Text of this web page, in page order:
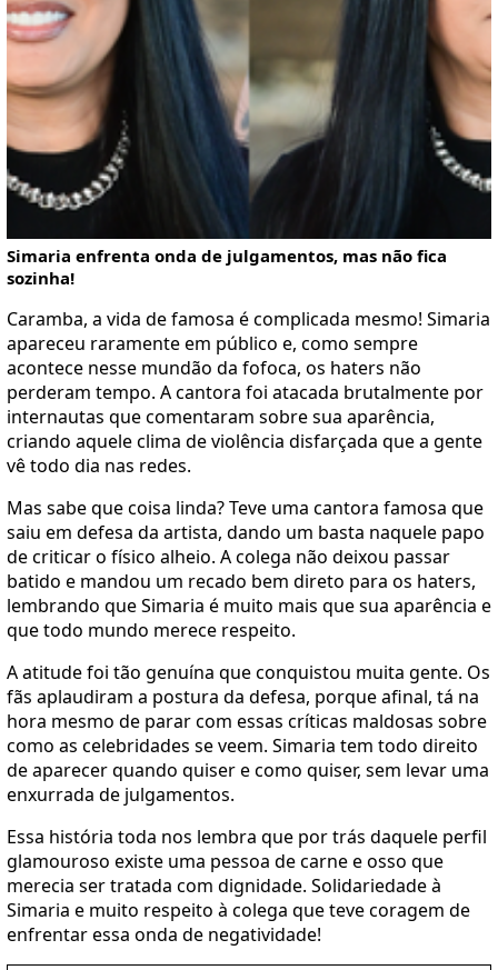
Simaria enfrenta onda de julgamentos, mas não fica
sozinha!
Caramba, a vida de famosa é complicada mesmo! Simaria
apareceu raramente em público e, como sempre
acontece nesse mundão da fofoca, os haters não
perderam tempo. A cantora foi atacada brutalmente por
internautas que comentaram sobre sua aparência,
criando aquele clima de violência disfarçada que a gente
vê todo dia nas redes.
Mas sabe que coisa linda? Teve uma cantora famosa que
saiu em defesa da artista, dando um basta naquele papo
de criticar o físico alheio. A colega não deixou passar
batido e mandou um recado bem direto para os haters,
lembrando que Simaria é muito mais que sua aparência e
que todo mundo merece respeito.
A atitude foi tão genuína que conquistou muita gente. Os
fãs aplaudiram a postura da defesa, porque afinal, tá na
hora mesmo de parar com essas críticas maldosas sobre
como as celebridades se veem. Simaria tem todo direito
de aparecer quando quiser e como quiser, sem levar uma
enxurrada de julgamentos.
Essa história toda nos lembra que por trás daquele perfil
glamouroso existe uma pessoa de carne e osso que
merecia ser tratada com dignidade. Solidariedade à
Simaria e muito respeito à colega que teve coragem de
enfrentar essa onda de negatividade!